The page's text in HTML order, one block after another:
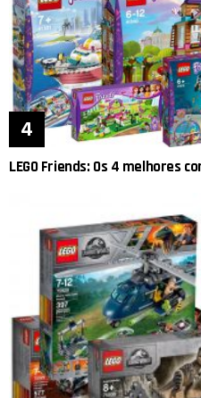
LEGO Friends: Os 4 melhores